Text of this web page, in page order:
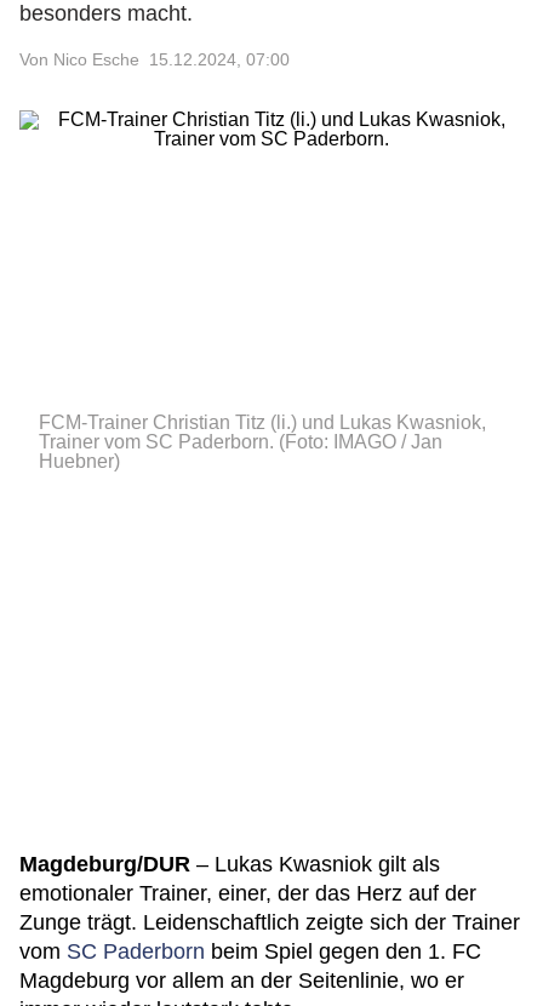
besonders macht.
Von Nico Esche 15.12.2024, 07:00
FCM-Trainer Christian Titz (li.) und Lukas Kwasniok,
Trainer vom SC Paderborn. (Foto: IMAGO / Jan
Huebner)
Magdeburg/DUR – Lukas Kwasniok gilt als
emotionaler Trainer, einer, der das Herz auf der
Zunge trägt. Leidenschaftlich zeigte sich der Trainer
vom SC Paderborn beim Spiel gegen den 1. FC
Magdeburg vor allem an der Seitenlinie, wo er